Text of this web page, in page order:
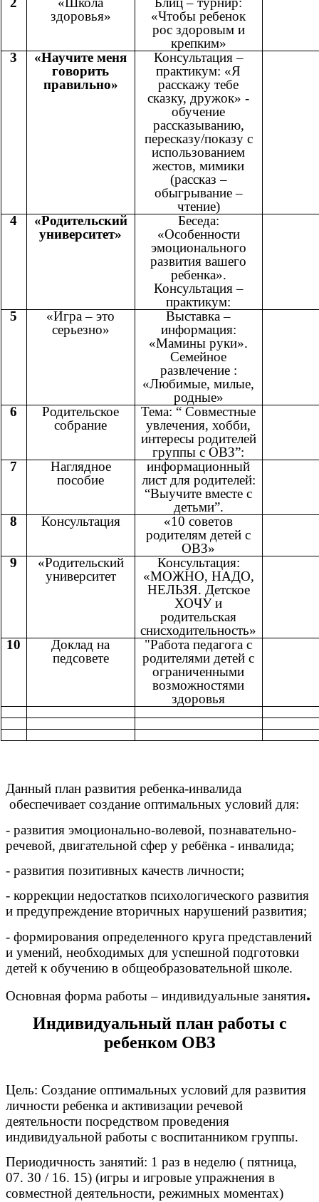
здоровья»
«Чтобы ребенок
рос здоровым и
крепким»
3
«Научите меня
говорить
правильно»
Консультация –
практикум: «Я
расскажу тебе
сказку, дружок» -
обучение
рассказыванию,
пересказу/показу с
использованием
жестов, мимики
(рассказ –
обыгрывание –
чтение)
4
«Родительский
университет»
Беседа:
«Особенности
эмоционального
развития вашего
ребенка».
Консультация –
практикум:
5
«Игра – это
серьезно»
Выставка –
информация:
«Мамины руки».
Семейное
развлечение :
«Любимые, милые,
родные»
6
Родительское
собрание
Тема: “ Совместные
увлечения, хобби,
интересы родителей
группы с ОВЗ”:
7
Наглядное
пособие
информационный
лист для родителей:
“Выучите вместе с
детьми”.
8
Консультация
«10 советов
родителям детей с
ОВЗ»
9
«Родительский
университет
Консультация:
«МОЖНО, НАДО,
НЕЛЬЗЯ. Детское
ХОЧУ и
родительская
снисходительность»
10
Доклад на
педсовете
"Работа педагога с
родителями детей с
ограниченными
возможностями
здоровья
Данный план развития ребенка-инвалида
обеспечивает создание оптимальных условий для:
- развития эмоционально-волевой, познавательно-
речевой, двигательной сфер у ребёнка - инвалида;
- развития позитивных качеств личности;
- коррекции недостатков психологического развития
и предупреждение вторичных нарушений развития;
- формирования определенного круга представлений
и умений, необходимых для успешной подготовки
детей к обучению в общеобразовательной школе.
Основная форма работы – индивидуальные занятия.
Индивидуальный план работы с
ребенком ОВЗ
Цель: Создание оптимальных условий для развития
личности ребенка и активизации речевой
деятельности посредством проведения
индивидуальной работы с воспитанником группы.
Периодичность занятий: 1 раз в неделю ( пятница,
07. 30 / 16. 15) (игры и игровые упражнения в
совместной деятельности, режимных моментах)